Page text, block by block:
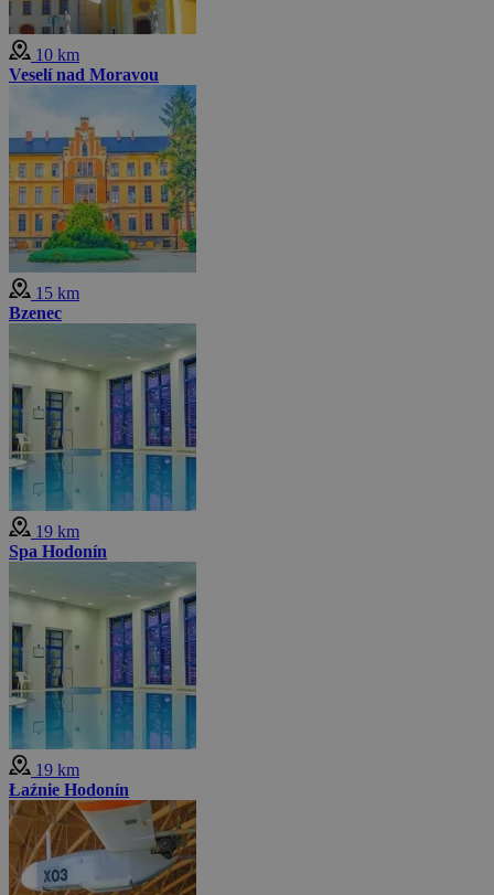
10 km
Veselí nad Moravou
15 km
Bzenec
19 km
Spa Hodonín
19 km
Łaźnie Hodonín